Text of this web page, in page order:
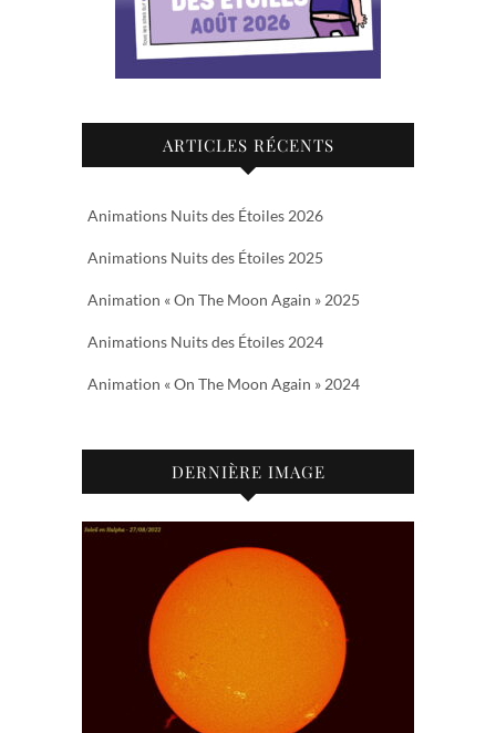
ARTICLES RÉCENTS
Animations Nuits des Étoiles 2026
Animations Nuits des Étoiles 2025
Animation « On The Moon Again » 2025
Animations Nuits des Étoiles 2024
Animation « On The Moon Again » 2024
DERNIÈRE IMAGE